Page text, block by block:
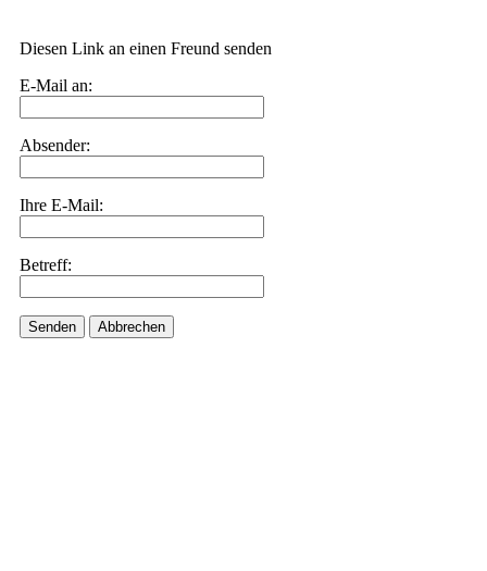
Diesen Link an einen Freund senden
E-Mail an:
Absender:
Ihre E-Mail:
Betreff:
Senden Abbrechen